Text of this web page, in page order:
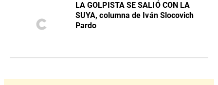
LA GOLPISTA SE SALIÓ CON LA
SUYA, columna de Iván Slocovich
Pardo